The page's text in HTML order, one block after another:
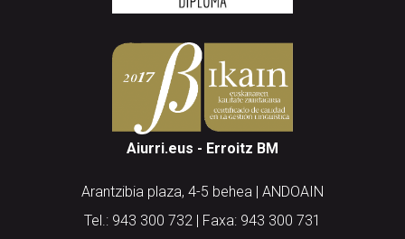
Aiurri.eus - Erroitz BM
Arantzibia plaza, 4-5 behea | ANDOAIN
Tel.: 943 300 732 | Faxa: 943 300 731